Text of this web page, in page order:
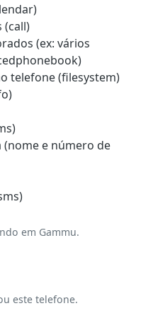
(call)
(ex: vários
telefone (filesystem)
(nome e número de
em Gammu.
este telefone.